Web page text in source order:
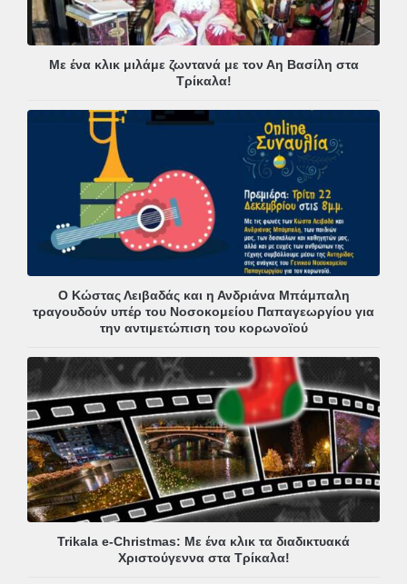
Με ένα κλικ μιλάμε ζωντανά με τον Αη Βασίλη στα
Τρίκαλα!
Ο Κώστας Λειβαδάς και η Ανδριάνα Μπάμπαλη
τραγουδούν υπέρ του Νοσοκομείου Παπαγεωργίου για
την αντιμετώπιση του κορωνοϊού
Trikala e-Christmas: Με ένα κλικ τα διαδικτυακά
Χριστούγεννα στα Τρίκαλα!